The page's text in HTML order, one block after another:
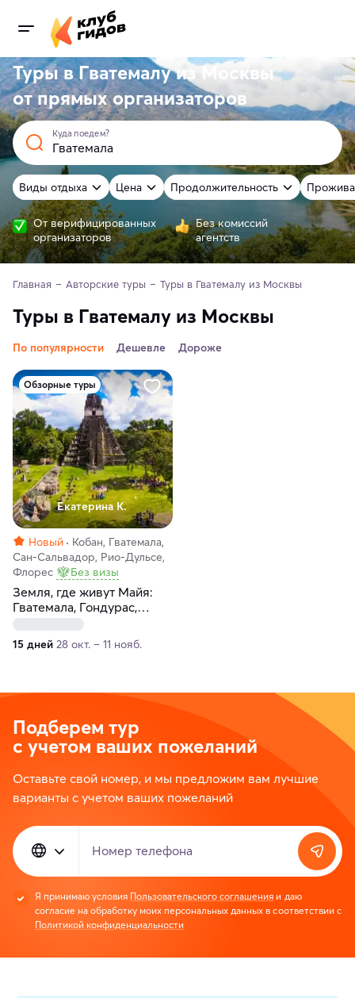
Туры в Гватемалу из Москвы
отпрямыхорганизаторов
Куда поедем?
Виды отдыха Цена Продолжительность
От верифицированных
организаторов
Без комиссий
агентств
Главная Авторские туры Туры в Гватемалу из Москвы
Туры в Гватемалу из Москвы
По популярности Дешевле Дороже
Обзорные туры
Екатерина К.
Новый
Кобан, Гватемала,
Сан-Сальвадор, Рио-Дульсе,
Флорес
Без визы
Земля, где живут Майя:
Гватемала, Гондурас,
специалистом по истории
древних цивилизаций
15 дней 28 окт. – 11 нояб.
Подберем тур
с учетом ваших пожеланий
Оставьте свой номер, и мы предложим вам лучшие
варианты с учетом ваших пожеланий
Номер телефона
Я принимаю условия Пользовательского соглашения и даю
согласие на обработку моих персональных данных в соответствии с
Политикой конфиденциальности